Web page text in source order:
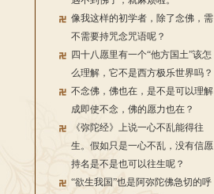
像我这样的初学者，除了念佛，需
不需要持咒念咒语呢？
四十八愿里有一个“他方国土”该怎
么理解，它不是西方极乐世界吗？
不念佛，佛也在，是不是可以理解
成即使不念，佛的愿力也在？
《弥陀经》上说一心不乱能得往
生。假如只是一心不乱，没有信愿
持名是不是也可以往生呢？
“欲生我国”也是阿弥陀佛急切的呼